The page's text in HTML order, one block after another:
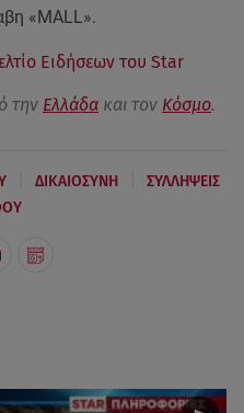
«MALL».
Ειδήσεων του Star
την Ελλάδα και τον Κόσμο.
ΔΙΚΑΙΟΣΥΝΗ ΣΥΛΛΗΨΕΙΣ